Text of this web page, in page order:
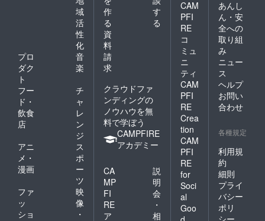
域
活
性
化
プロ
ダク
ト
音
楽
フー
ド・
飲食
店
チ
ャ
レ
ン
ジ
アニ
メ・
漫画
ス
ポ
ー
ツ
ファ
ッ
ショ
映
像
・
作
る
す
る
資
料
請
求
クラウドファ
ンディングの
ノウハウを無
料で学ぼう
CAMPFIRE
アカデミー
CA
MP
FI
RE
ア
説
明
会
・
相
CAM
PFI
RE
コ
ミュ
ニ
ティ
CAM
PFI
RE
Crea
tion
CAM
PFI
RE
for
Soci
al
Goo
あんし
ん・安
全への
取り組
み
ニュー
ス
ヘルプ
お問い
合わせ
各種規定
利用規
約
細則
プライ
バシー
ポリ
シー